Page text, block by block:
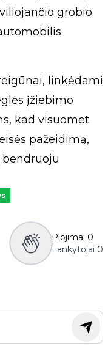
grobio.
linkėdami
įžiebimo
kad visuomet
pažeidimą,
Plojimai 0
Lankytojai 0